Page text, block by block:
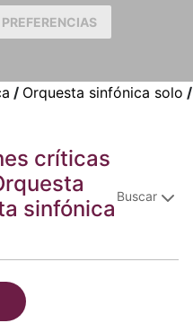
/ Orquesta sinfónica solo /
críticas
sinfónica Buscar